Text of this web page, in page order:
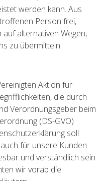
werden kann. Aus
Person frei,
alternativen Wegen,
zu übermitteln.
Aktion für
die durch
Verordnungsgeber beim
(DS-GVO)
soll
für unsere Kunden
und verständlich sein.
wir vorab die